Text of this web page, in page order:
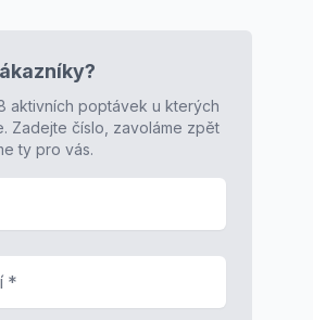
aktivních poptávek u kterých
Zadejte číslo, zavoláme zpět
ty pro vás.